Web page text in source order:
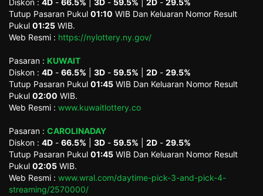
Diskon : 4D - 66.5% 3D - 59.5% 2D - 29.5%
Tutup Pasaran Pukul 01:10 WIB Dan Keluaran Nomor Result
Pukul 01:25 WIB.
Web Resmi : https://nylottery.ny.gov/
Pasaran : KUWAIT
Diskon : 4D - 66.5% 3D - 59.5% 2D - 29.5%
Tutup Pasaran Pukul 01:45 WIB Dan Keluaran Nomor Result
Pukul 02:00 WIB.
Web Resmi : www.kuwaitlottery.co
Pasaran : CAROLINADAY
Diskon : 4D - 66.5% 3D - 59.5% 2D - 29.5%
Tutup Pasaran Pukul 01:45 WIB Dan Keluaran Nomor Result
Pukul 02:05 WIB.
Web Resmi : www.wral.com/daytime-pick-3-and-pick-4-
streaming/2570000/